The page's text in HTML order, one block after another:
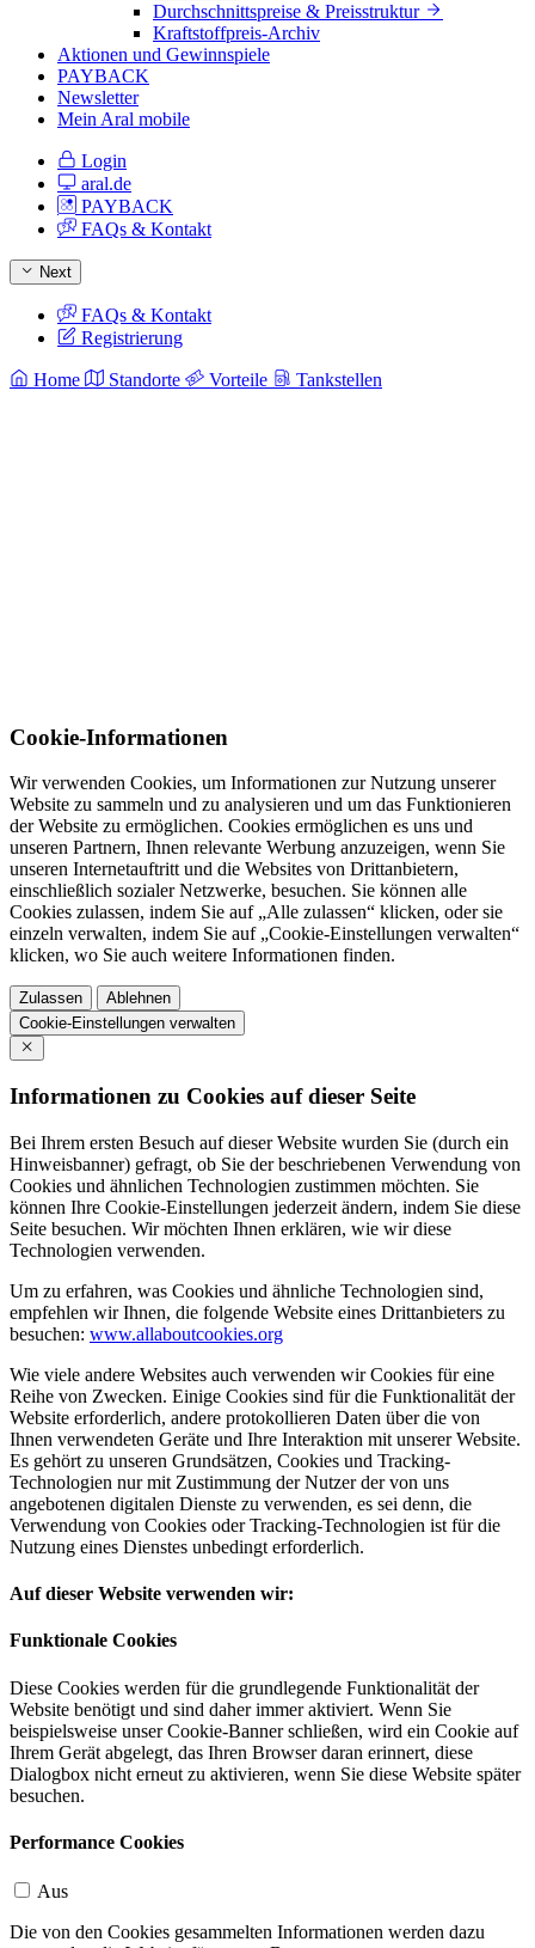
Durchschnittspreise & Preisstruktur
Kraftstoffpreis-Archiv
Aktionen und Gewinnspiele
PAYBACK
Newsletter
Mein Aral mobile
Login
aral.de
PAYBACK
FAQs & Kontakt
Next
FAQs & Kontakt
Registrierung
Home Standorte Vorteile Tankstellen
Cookie-Informationen
Wir verwenden Cookies, um Informationen zur Nutzung unserer
Website zu sammeln und zu analysieren und um das Funktionieren
der Website zu ermöglichen. Cookies ermöglichen es uns und
unseren Partnern, Ihnen relevante Werbung anzuzeigen, wenn Sie
unseren Internetauftritt und die Websites von Drittanbietern,
einschließlich sozialer Netzwerke, besuchen. Sie können alle
Cookies zulassen, indem Sie auf „Alle zulassen“ klicken, oder sie
einzeln verwalten, indem Sie auf „Cookie-Einstellungen verwalten“
klicken, wo Sie auch weitere Informationen finden.
Zulassen
Ablehnen
Cookie-Einstellungen verwalten
Informationen zu Cookies auf dieser Seite
Bei Ihrem ersten Besuch auf dieser Website wurden Sie (durch ein
Hinweisbanner) gefragt, ob Sie der beschriebenen Verwendung von
Cookies und ähnlichen Technologien zustimmen möchten. Sie
können Ihre Cookie-Einstellungen jederzeit ändern, indem Sie diese
Seite besuchen. Wir möchten Ihnen erklären, wie wir diese
Technologien verwenden.
Um zu erfahren, was Cookies und ähnliche Technologien sind,
empfehlen wir Ihnen, die folgende Website eines Drittanbieters zu
besuchen: www.allaboutcookies.org
Wie viele andere Websites auch verwenden wir Cookies für eine
Reihe von Zwecken. Einige Cookies sind für die Funktionalität der
Website erforderlich, andere protokollieren Daten über die von
Ihnen verwendeten Geräte und Ihre Interaktion mit unserer Website.
Es gehört zu unseren Grundsätzen, Cookies und Tracking-
Technologien nur mit Zustimmung der Nutzer der von uns
angebotenen digitalen Dienste zu verwenden, es sei denn, die
Verwendung von Cookies oder Tracking-Technologien ist für die
Nutzung eines Dienstes unbedingt erforderlich.
Auf dieser Website verwenden wir:
Funktionale Cookies
Diese Cookies werden für die grundlegende Funktionalität der
Website benötigt und sind daher immer aktiviert. Wenn Sie
beispielsweise unser Cookie-Banner schließen, wird ein Cookie auf
Ihrem Gerät abgelegt, das Ihren Browser daran erinnert, diese
Dialogbox nicht erneut zu aktivieren, wenn Sie diese Website später
besuchen.
Performance Cookies
Aus
Die von den Cookies gesammelten Informationen werden dazu